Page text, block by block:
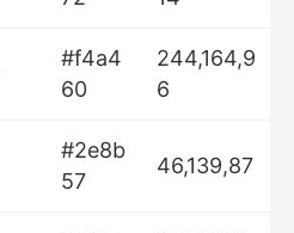
#f4a4
60
244,164,9
6
#2e8b
57
46,139,87